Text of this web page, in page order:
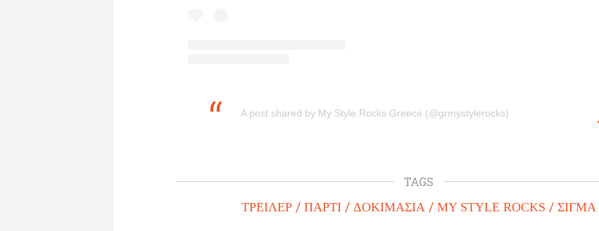
A post shared by My Style Rocks Greece (@grmystylerocks)
TAGS
ΤΡΕΙΛΕΡ ΠΑΡΤΙ ΔΟΚΙΜΑΣΙΑ MY STYLE ROCKS ΣΙΓΜΑ